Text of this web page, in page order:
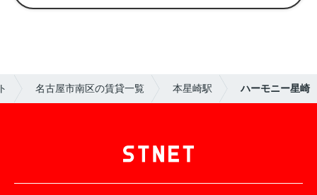
名古屋市南区の賃貸一覧 本星崎駅 ハーモニー星崎